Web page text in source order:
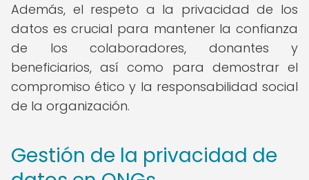
Además, el respeto a la privacidad de los
datos es crucial para mantener la confianza
de los colaboradores, donantes y
beneficiarios, así como para demostrar el
compromiso ético y la responsabilidad social
de la organización.
Gestión de la privacidad de